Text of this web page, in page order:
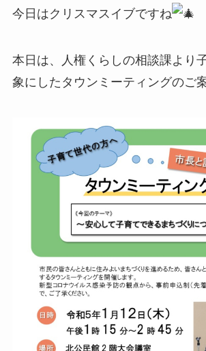
今日はクリスマスイブですね
本日は、人権くらしの相談課より
象にしたタウンミーティングのご